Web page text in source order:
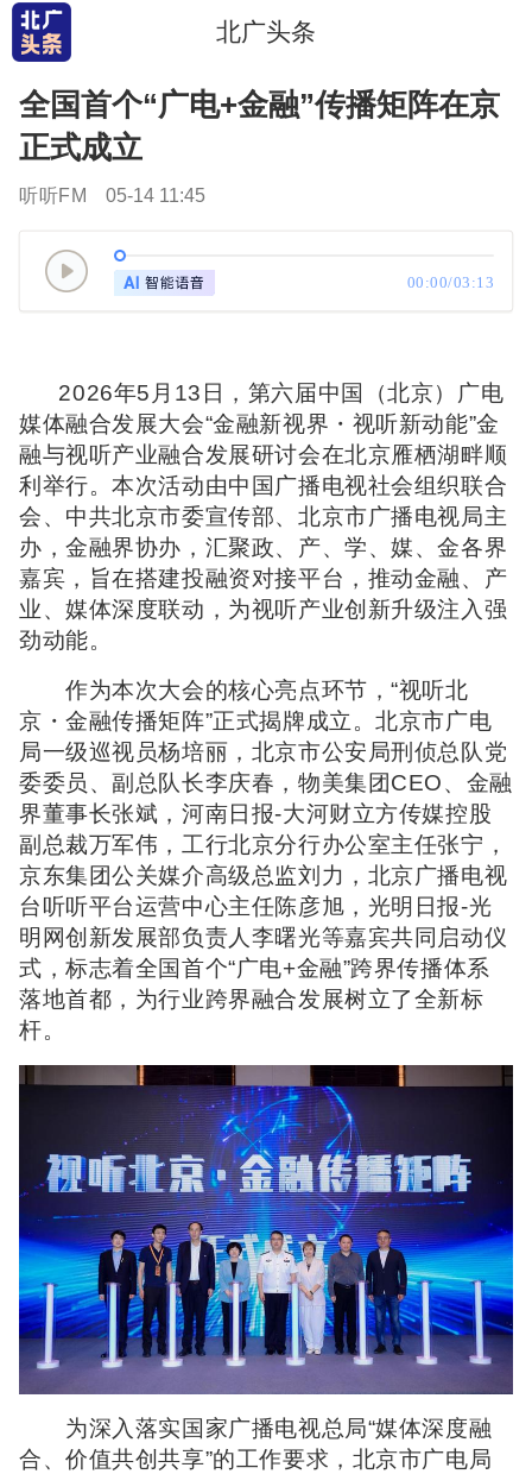
北广头条
全国首个“广电+金融”传播矩阵在京
正式成立
听听FM 05-14 11:45
00:00/03:13
2026年5月13日，第六届中国（北京）广电
媒体融合发展大会“金融新视界・视听新动能”金
融与视听产业融合发展研讨会在北京雁栖湖畔顺
利举行。本次活动由中国广播电视社会组织联合
会、中共北京市委宣传部、北京市广播电视局主
办，金融界协办，汇聚政、产、学、媒、金各界
嘉宾，旨在搭建投融资对接平台，推动金融、产
业、媒体深度联动，为视听产业创新升级注入强
劲动能。
作为本次大会的核心亮点环节，“视听北
京・金融传播矩阵”正式揭牌成立。北京市广电
局一级巡视员杨培丽，北京市公安局刑侦总队党
委委员、副总队长李庆春，物美集团CEO、金融
界董事长张斌，河南日报-大河财立方传媒控股
副总裁万军伟，工行北京分行办公室主任张宁，
京东集团公关媒介高级总监刘力，北京广播电视
台听听平台运营中心主任陈彦旭，光明日报-光
明网创新发展部负责人李曙光等嘉宾共同启动仪
式，标志着全国首个“广电+金融”跨界传播体系
落地首都，为行业跨界融合发展树立了全新标
杆。
为深入落实国家广播电视总局“媒体深度融
合、价值共创共享”的工作要求，北京市广电局